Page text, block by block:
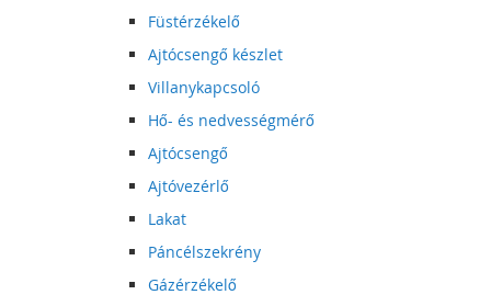
Füstérzékelő
Ajtócsengő készlet
Villanykapcsoló
Hő- és nedvességmérő
Ajtócsengő
Ajtóvezérlő
Lakat
Páncélszekrény
Gázérzékelő